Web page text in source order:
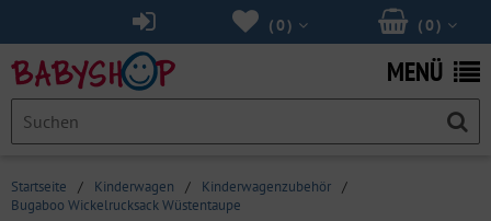
(0 )
(0 )
MENÜ
Startseite / Kinderwagen / Kinderwagenzubehör /
Bugaboo Wickelrucksack Wüstentaupe